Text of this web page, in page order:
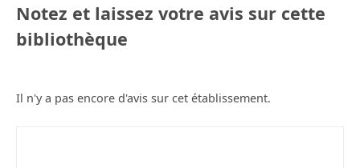
Notez et laissez votre avis sur cette
bibliothèque
Il n'y a pas encore d'avis sur cet établissement.